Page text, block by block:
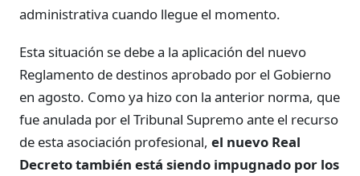
administrativa cuando llegue el momento.
Esta situación se debe a la aplicación del nuevo
Reglamento de destinos aprobado por el Gobierno
en agosto. Como ya hizo con la anterior norma, que
fue anulada por el Tribunal Supremo ante el recurso
de esta asociación profesional, el nuevo Real
Decreto también está siendo impugnado por los